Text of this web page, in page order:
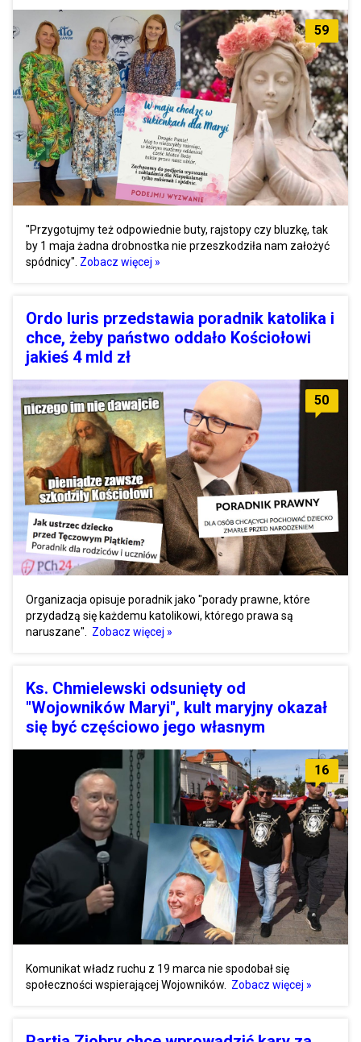
59
"Przygotujmy też odpowiednie buty, rajstopy czy bluzkę, tak
by 1 maja żadna drobnostka nie przeszkodziła nam założyć
spódnicy". Zobacz więcej »
Ordo Iuris przedstawia poradnik katolika i
chce, żeby państwo oddało Kościołowi
jakieś 4 mld zł
50
Organizacja opisuje poradnik jako "porady prawne, które
przydadzą się każdemu katolikowi, którego prawa są
naruszane".
Zobacz więcej »
Ks. Chmielewski odsunięty od
"Wojowników Maryi", kult maryjny okazał
się być częściowo jego własnym
16
Komunikat władz ruchu z 19 marca nie spodobał się
społeczności wspierającej Wojowników. Zobacz więcej »